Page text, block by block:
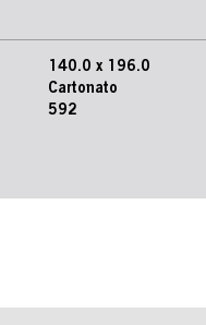
140.0 x 196.0
Cartonato
592